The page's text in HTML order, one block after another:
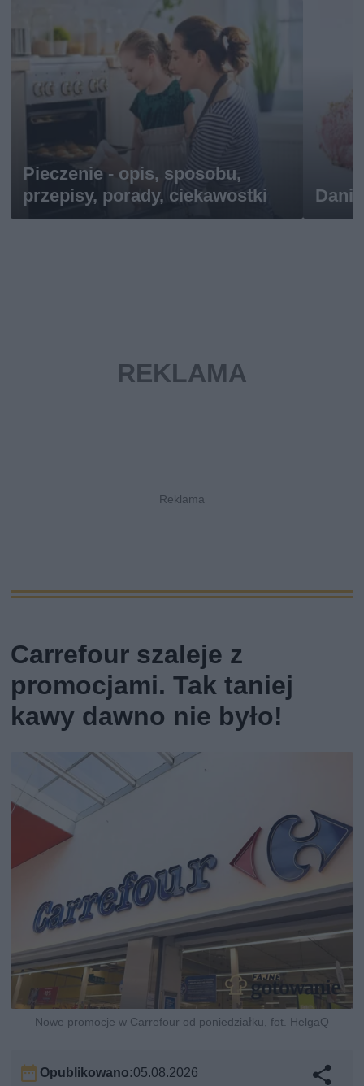
Pieczenie - opis, sposobu,
przepisy, porady, ciekawostki
Carrefour szaleje z
promocjami. Tak taniej
kawy dawno nie było!
Nowe promocje w Carrefour od poniedziałku, fot. HelgaQ
Opublikowano:05.08.2026